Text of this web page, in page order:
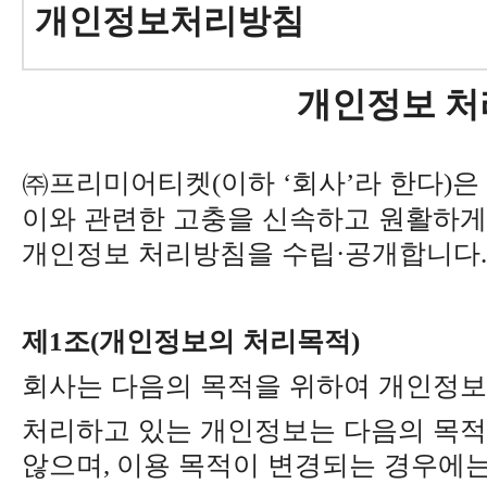
개인정보처리방침
개인정보
㈜프리미어티켓(이하 ‘회사’라 한다)은
이와 관련한 고충을 신속하고 원활하
개인정보 처리방침을 수립·공개합니다.
제 1조(개인정보의 처리목적)
회사는 다음의 목적을 위하여 개인정
처리하고 있는 개인정보는 다음의 목
않으며, 이용 목적이 변경되는 경우에